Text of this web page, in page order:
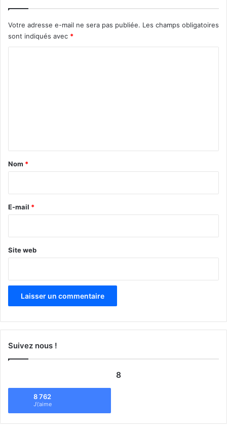
Votre adresse e-mail ne sera pas publiée. Les champs obligatoires
sont indiqués avec *
a
e
Nom *
E-mail *
Site web
Suivez nous !
8
8 762
J\'aime